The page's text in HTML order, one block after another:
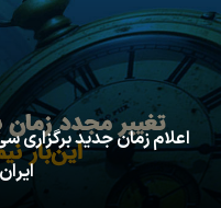
اعلام زمان جدید
ایران